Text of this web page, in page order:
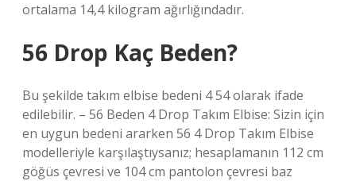
ortalama 14,4 kilogram ağırlığındadır.
56 Drop Kaç Beden?
Bu şekilde takım elbise bedeni 4 54 olarak ifade
edilebilir. – 56 Beden 4 Drop Takım Elbise: Sizin için
en uygun bedeni ararken 56 4 Drop Takım Elbise
modelleriyle karşılaştıysanız; hesaplamanın 112 cm
göğüs çevresi ve 104 cm pantolon çevresi baz